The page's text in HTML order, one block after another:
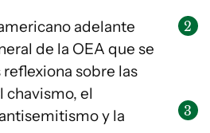
adelante
de la OEA que se
reflexiona sobre las
chavismo, el
y la